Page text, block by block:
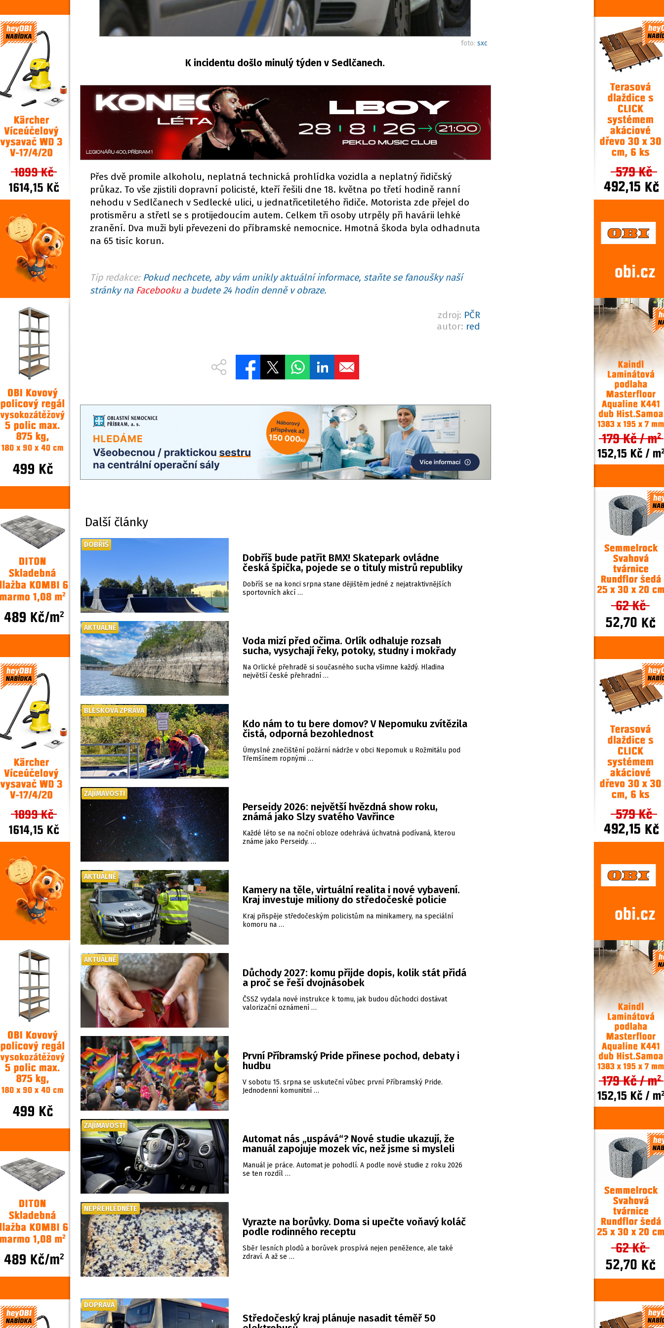
foto: sxc
K incidentu došlo minulý týden v Sedlčanech.
Přes dvě promile alkoholu, neplatná technická prohlídka vozidla a neplatný řidičský
průkaz. To vše zjistili dopravní policisté, kteří řešili dne 18. května po třetí hodině ranní
nehodu v Sedlčanech v Sedlecké ulici, u jednatřicetiletého řidiče. Motorista zde přejel do
protisměru a střetl se s protijedoucím autem. Celkem tři osoby utrpěly při havárii lehké
zranění. Dva muži byli převezeni do příbramské nemocnice. Hmotná škoda byla odhadnuta
na 65 tisíc korun.
Tip redakce: Pokud nechcete, aby vám unikly aktuální informace, staňte se fanoušky naší
stránky na Facebookua budete 24 hodin denně v obraze.
zdroj: PČR
autor: red
Další články
Dobříš bude patřit BMX! Skatepark ovládne
česká špička, pojede se o tituly mistrů republiky
Dobříš se na konci srpna stane dějištěm jedné z nejatraktivnějších
sportovních akcí …
DOBŘÍŠ
Voda mizí před očima. Orlík odhaluje rozsah
sucha, vysychají řeky, potoky, studny i mokřady
Na Orlické přehradě si současného sucha všimne každý. Hladina
největší české přehradní …
AKTUÁLNĚ
Kdo nám to tu bere domov? V Nepomuku zvítězila
čistá, odporná bezohlednost
Úmyslné znečištění požární nádrže v obci Nepomuk u Rožmitálu pod
Třemšínem ropnými …
BLESKOVÁ ZPRÁVA
Perseidy 2026: největší hvězdná show roku,
známá jako Slzy svatého Vavřince
Každé léto se na noční obloze odehrává úchvatná podívaná, kterou
známe jako Perseidy. …
ZAJÍMAVOSTI
Kamery na těle, virtuální realita i nové vybavení.
Kraj investuje miliony do středočeské policie
Kraj přispěje středočeským policistům na minikamery, na speciální
komoru na …
AKTUÁLNĚ
Důchody 2027: komu přijde dopis, kolik stát přidá
a proč se řeší dvojnásobek
ČSSZ vydala nové instrukce k tomu, jak budou důchodci dostávat
valorizační oznámení …
AKTUÁLNĚ
První Příbramský Pride přinese pochod, debaty i
hudbu
V sobotu 15. srpna se uskuteční vůbec první Příbramský Pride.
Jednodenní komunitní …
Automat nás „uspává“? Nové studie ukazují, že
manuál zapojuje mozek víc, než jsme si mysleli
Manuál je práce. Automat je pohodlí. A podle nové studie z roku 2026
se ten rozdíl …
ZAJÍMAVOSTI
Vyrazte na borůvky. Doma si upečte voňavý koláč
podle rodinného receptu
Sběr lesních plodů a borůvek prospívá nejen peněžence, ale také
zdraví. A až se …
NEPŘEHLÉDNĚTE
Středočeský kraj plánuje nasadit téměř 50
DOPRAVA